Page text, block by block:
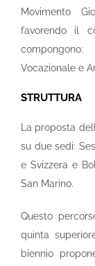
Movimento
favorendo il
Vocazionale e
STRUTTURA
La proposta
su due sedi:
e Svizzera e
San Marino.
Questo
quinta
biennio